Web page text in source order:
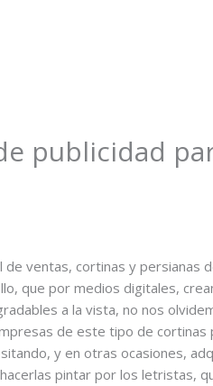
publicidad
de ventas, cortinas y persianas
que por medios digitales,
a la vista, no nos
de este tipo de cortinas
y en otras ocasiones,
pintar por los letristas,